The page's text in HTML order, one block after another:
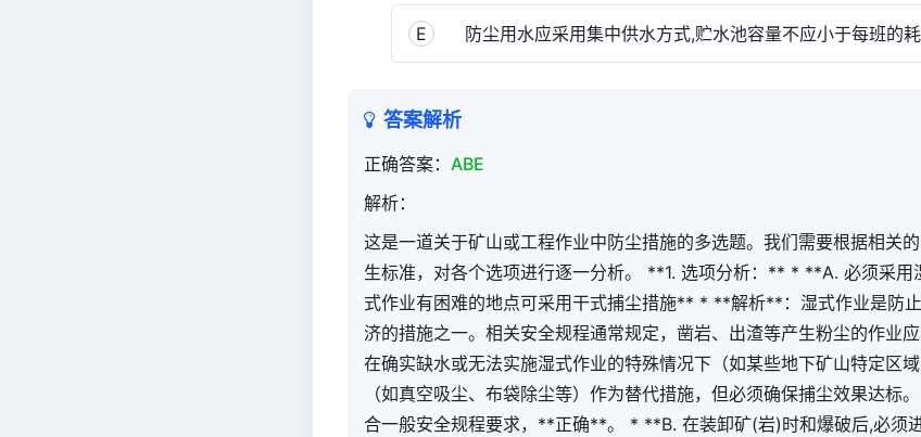
E 防尘用水应采用集中供水方式,贮水池容量不应小于每班的
答案解析
正确答案： ABE
解析：
这是一道关于矿山或工程作业中防尘措施的多选题。我们需要根据相关
生标准，对各个选项进行逐一分析。 **1. 选项分析：** * **A. 必须采用
式作业有困难的地点可采用干式捕尘措施** * **解析**：湿式作业是防
济的措施之一。相关安全规程通常规定，凿岩、出渣等产生粉尘的作业
在确实缺水或无法实施湿式作业的特殊情况下（如某些地下矿山特定区
（如真空吸尘、布袋除尘等）作为替代措施，但必须确保捕尘效果达标
合一般安全规程要求，**正确**。 * **B. 在装卸矿(岩)时和爆破后,必须